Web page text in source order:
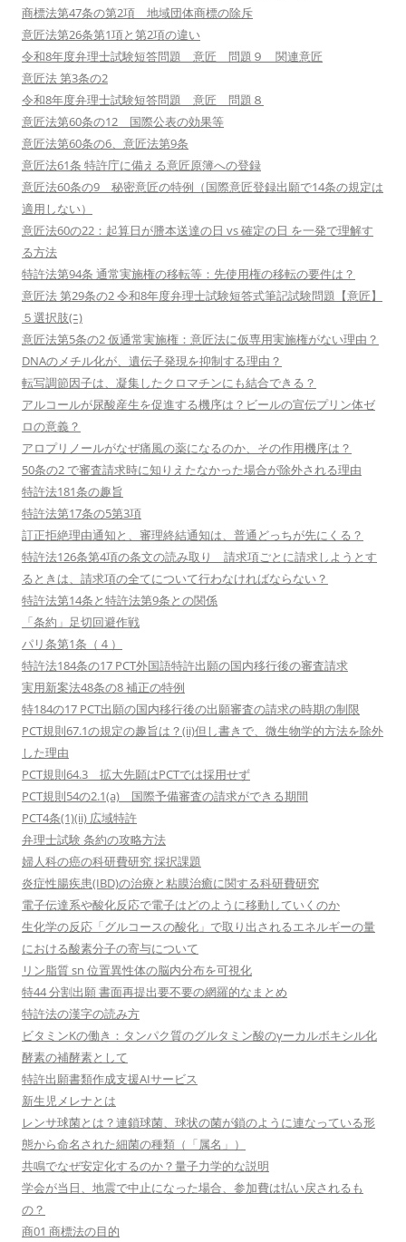
商標法第47条の第2項 地域団体商標の除斥
意匠法第26条第1項と第2項の違い
令和8年度弁理士試験短答問題 意匠 問題９ 関連意匠
意匠法 第3条の2
令和8年度弁理士試験短答問題 意匠 問題８
意匠法第60条の12 国際公表の効果等
意匠法第60条の6、意匠法第9条
意匠法61条 特許庁に備える意匠原簿への登録
意匠法60条の9 秘密意匠の特例（国際意匠登録出願で14条の規定は
適用しない）
意匠法60の22：起算日が謄本送達の日 vs 確定の日 を一発で理解す
る方法
特許法第94条 通常実施権の移転等：先使用権の移転の要件は？
意匠法 第29条の2 令和8年度弁理士試験短答式筆記試験問題【意匠】
５選択肢(ﾆ)
意匠法第5条の2 仮通常実施権：意匠法に仮専用実施権がない理由？
DNAのメチル化が、遺伝子発現を抑制する理由？
転写調節因子は、凝集したクロマチンにも結合できる？
アルコールが尿酸産生を促進する機序は？ビールの宣伝プリン体ゼ
ロの意義？
アロプリノールがなぜ痛風の薬になるのか、その作用機序は？
50条の2 で審査請求時に知りえたなかった場合が除外される理由
特許法181条の趣旨
特許法第17条の5第3項
訂正拒絶理由通知と、審理終結通知は、普通どっちが先にくる？
特許法126条第4項の条文の読み取り 請求項ごとに請求しようとす
るときは、請求項の全てについて行わなければならない？
特許法第14条と特許法第9条との関係
「条約」足切回避作戦
パリ条第1条（４）
特許法184条の17 PCT外国語特許出願の国内移行後の審査請求
実用新案法48条の8 補正の特例
特184の17 PCT出願の国内移行後の出願審査の請求の時期の制限
PCT規則67.1の規定の趣旨は？(ii)但し書きで、微生物学的方法を除外
した理由
PCT規則64.3 拡大先願はPCTでは採用せず
PCT規則54の2.1(a) 国際予備審査の請求ができる期間
PCT4条(1)(ii) 広域特許
弁理士試験 条約の攻略方法
婦人科の癌の科研費研究 採択課題
炎症性腸疾患(IBD)の治療と粘膜治癒に関する科研費研究
電子伝達系や酸化反応で電子はどのように移動していくのか
生化学の反応「グルコースの酸化」で取り出されるエネルギーの量
における酸素分子の寄与について
リン脂質 sn 位置異性体の脳内分布を可視化
特44 分割出願 書面再提出要不要の網羅的なまとめ
特許法の漢字の読み方
ビタミンKの働き：タンパク質のグルタミン酸のγーカルボキシル化
酵素の補酵素として
特許出願書類作成支援AIサービス
新生児メレナとは
レンサ球菌とは？連鎖球菌、球状の菌が鎖のように連なっている形
態から命名された細菌の種類（「属名」）
共鳴でなぜ安定化するのか？量子力学的な説明
学会が当日、地震で中止になった場合、参加費は払い戻されるも
の？
商01 商標法の目的